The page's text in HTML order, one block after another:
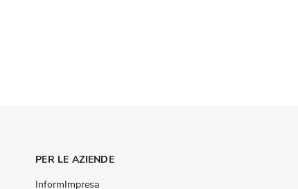
PER LE AZIENDE
InformImpresa